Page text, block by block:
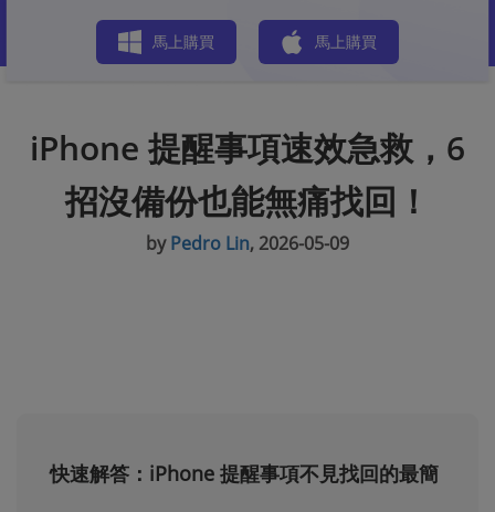
馬上購買 馬上購買
iPhone 提醒事項速效急救，6
招沒備份也能無痛找回！​
byPedro Lin, 2026-05-09
快速解答：iPhone 提醒事項不見找回的最簡